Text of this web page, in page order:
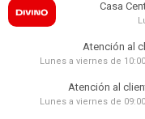
Casa
Atención al
Lunes a viernes de
Atención al
Lunes a viernes de